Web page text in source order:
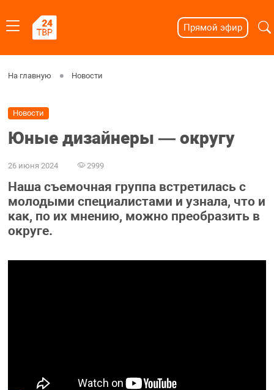
Прямой эфир
На главную Новости
Новости
Юные дизайнеры ― округу
26 июня 2024 2999
Наша съемочная группа встретилась с
молодыми специалистами и узнала, что и
как, по их мнению, можно преобразить в
округе.